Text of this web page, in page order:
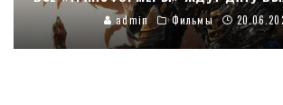
admin Фильмы